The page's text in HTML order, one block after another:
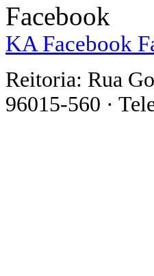
Facebook
KA Facebook
Reitoria: Rua
96015-560 ·